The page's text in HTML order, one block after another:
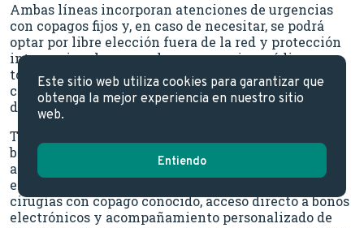
Ambas líneas incorporan atenciones de urgencias
con copagos fijos y, en caso de necesitar, se podrá
optar por libre elección fuera de la red y protección
internacional en caso de emergencias médicas, con
tope de 500 UF anuales, además de una cobertura
catastrófica con un pago anual máximo aproximado
de 5 millones.
Todas las opciones de planes tienen una serie de
beneficios adicionales como: agenda preferente,
atención presencial en cada clínica,
estacionamiento gratuito en las clínicas, más de 15
cirugías con copago conocido, acceso directo a bonos
electrónicos y acompañamiento personalizado de
Este sitio web utiliza cookies para garantizar que
obtenga la mejor experiencia en nuestro sitio
web.
Entiendo